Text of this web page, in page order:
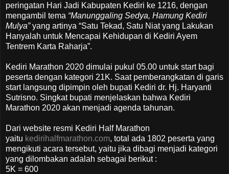
peringatan Hari Jadi Kabupaten Kediri ke 1216, dengan
mengambil tema “Manunggaling Sedya, Hamung Kediri
Mulya”yang artinya “Satu Tekad, Satu Niat yang Lakukan
Hanyalah untuk Mencapai Kehidupan di Kediri Ayem
Tentrem Karta Raharja”.
Kediri Marathon 2020 dimulai pukul 05.00 untuk start bagi
peserta dengan kategori 21K. Saat pemberangkatan di garis
start langsung dipimpin oleh bupati Kediri dr. Hj. Haryanti
Sutrisno. Singkat bupati menjelaskan bahwa Kediri
Marathon 2020 akan menjadi agenda tahunan.
Dari website resmi Kediri Half Marathon
yaitu kedirihalfmarathon.com, total ada 1802 peserta yang
mengikuti acara tersebut, yaitu jika dibagi menjadi kategori
yang dilombakan adalah sebagai berikut :
5K = 600